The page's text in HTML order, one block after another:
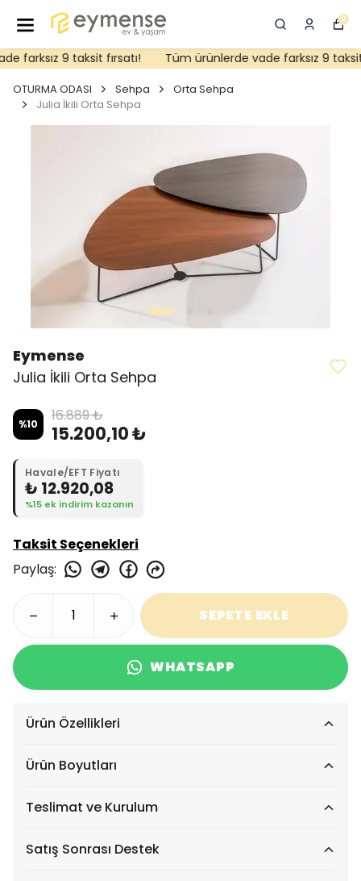
0
farksız 9 taksit fırsatı! Tüm ürünlerde vade farksız 9 taksit
OTURMA ODASI Sehpa
Orta Sehpa
Julia İkili Orta Sehpa
Eymense
Julia İkili Orta Sehpa
%10 16.889 ₺
15.200,10 ₺
Havale/EFT Fiyatı
₺ 12.920,08
%15 ek indirim kazanın
Taksit Seçenekleri
Paylaş:
SEPETE EKLE
WHATSAPP
Ürün Özellikleri
Ürün Boyutları
Teslimat ve Kurulum
Satış Sonrası Destek